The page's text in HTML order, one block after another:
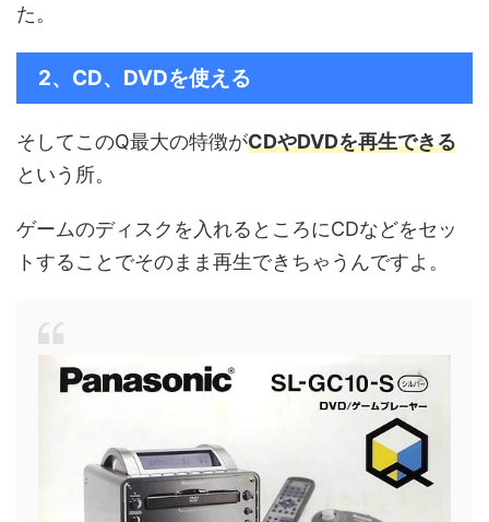
た。
2、CD、DVDを使える
そしてこのQ最大の特徴がCDやDVDを再生できる
という所。
ゲームのディスクを入れるところにCDなどをセッ
トすることでそのまま再生できちゃうんですよ。